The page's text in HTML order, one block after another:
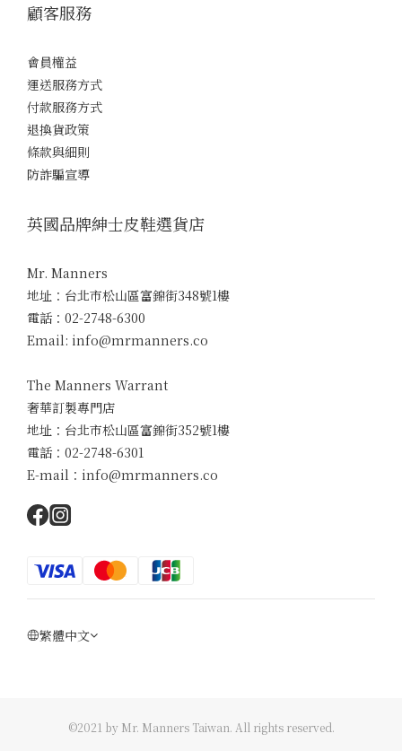
顧客服務
會員權益
運送服務方式
付款服務方式
退換貨政策
條款與細則
防詐騙宣導
英國品牌紳士皮鞋選貨店
Mr. Manners
地址：台北市松山區富錦街348號1樓
電話：02-2748-6300
Email: info@mrmanners.co
The Manners Warrant
奢華訂製專門店
地址：台北市松山區富錦街352號1樓
電話：02-2748-6301
E-mail：info@mrmanners.co
繁體中文
©2021 by Mr. Manners Taiwan. All rights reserved.